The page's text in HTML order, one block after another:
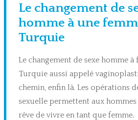
Le changement de
homme à une
Turquie
Le changement de sexe homme à
Turquie aussi appelé
chemin, enfin là. Les opérations
sexuelle permettent aux
rêve de vivre en tant que femme.